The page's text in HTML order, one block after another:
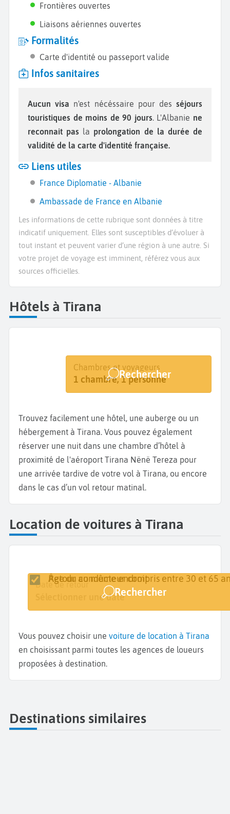
Frontières ouvertes
Liaisons aériennes ouvertes
Formalités
Carte d'identité ou passeport valide
Infos sanitaires
Aucun visa n'est nécéssaire pour desséjours
touristiques de moins de 90 jours . L'Albanie ne
reconnait pas la prolongation de la durée de
validité de la carte d'identité française.
Liens utiles
France Diplomatie - Albanie
Ambassade de France en Albanie
Les informations de cette rubrique sont données à titre
indicatif uniquement. Elles sont susceptibles d’évoluer à
tout instant et peuvent varier d’une région à une autre. Si
votre projet de voyage est imminent, référez vous aux
sources officielles.
Hôtels à Tirana
Destination
Tirana
Dates
Dates de votre séjour
Chambres et voyageurs
1 chambre, 1 personne
Rechercher
Trouvez facilement une hôtel, une auberge ou un
hébergement à Tirana. Vous pouvez également
réserver une nuit dans une chambre d’hôtel à
proximité de l'aéroport Tirana Nënë Tereza pour
une arrivée tardive de votre vol à Tirana, ou encore
dans le cas d’un vol retour matinal.
Location de voitures à Tirana
Lieu de retrait
Date de retrait
Sélectionner une date
Date de retour
Sélectionner une date
Retour au même endroit
Âge du conducteur compris entre 30 et 65
Rechercher
Vous pouvez choisir une voiture de location à Tirana
en choisissant parmi toutes les agences de loueurs
proposées à destination.
Destinations similaires